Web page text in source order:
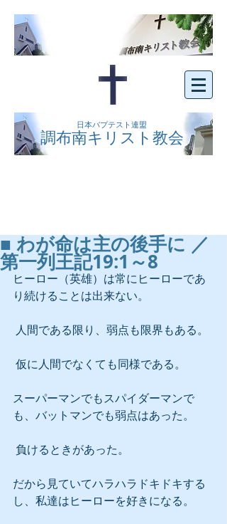
日本バプテスト連盟
調布南キリスト教会
■ わが命は主の後手に ／
第一列王記19:1～8
ヒーロー（英雄）は常にヒーローであ
り続けることは出来ない。
人間である限り、弱点も限界もある。
仮に人間でなくても同様である。
スーパーマンでもスパイダーマンで
も、バットマンでも弱点はあった。
負けるときがあった。
だから見ていてハラハラドキドキする
し、私達はヒーローを好きになる。